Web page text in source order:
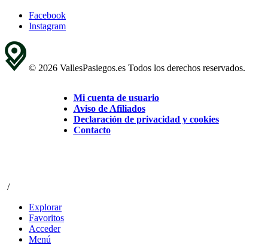
Facebook
Instagram
© 2026 VallesPasiegos.es Todos los derechos reservados.
Mi cuenta de usuario
Aviso de Afiliados
Declaración de privacidad y cookies
Contacto
/
Explorar
Favoritos
Acceder
Menú